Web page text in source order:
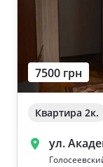
7500 грн
Квартира 2к.
ул.